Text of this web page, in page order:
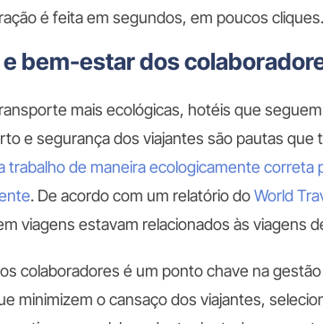
é feita em segundos, em poucos cliques.
bem-estar dos
mais ecológicas, hotéis que
e segurança dos viajantes são pautas que
trabalho de maneira ecologicamente
. De acordo com um relatório doWorld
viagens estavam relacionados às viagens
colaboradores é um ponto chave na
minimizem o cansaço dos viajantes,